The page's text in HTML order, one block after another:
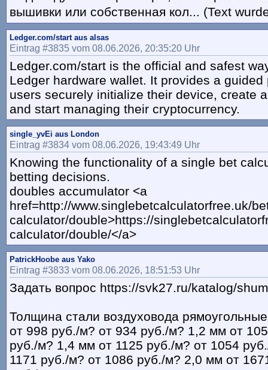
вышивки или собственная кол... (Text
Ledger.com/start aus alsas
Eintrag #3835 vom 08.06.2026, 20:35:20 Uhr
Ledger.com/start is the official and safest
Ledger hardware wallet. It provides a
users securely initialize their device, create
and start managing their cryptocurrency.
single_yvEi aus London
Eintrag #3834 vom 08.06.2026, 19:43:49 Uhr
Knowing the functionality of a single bet
betting decisions.
doubles accumulator <a
href=http://www.singlebetcalculatorfree.uk/
calculator/double>https://
calculator/double/</a>
PatrickHoobe aus Yako
Eintrag #3833 vom 08.06.2026, 18:51:53 Uhr
Задать вопрос https://svk27.ru/katalog/
Толщина стали воздуховода
от 998 руб./м? от 934 руб./м? 1,2 мм от
руб./м? 1,4 мм от 1125 руб./м? от 1054
1171 руб./м? от 1086 руб./м? 2,0 мм от